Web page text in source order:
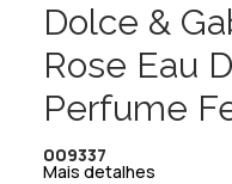
Dolce &
Rose Eau
Perfume
009337
Mais detalhes